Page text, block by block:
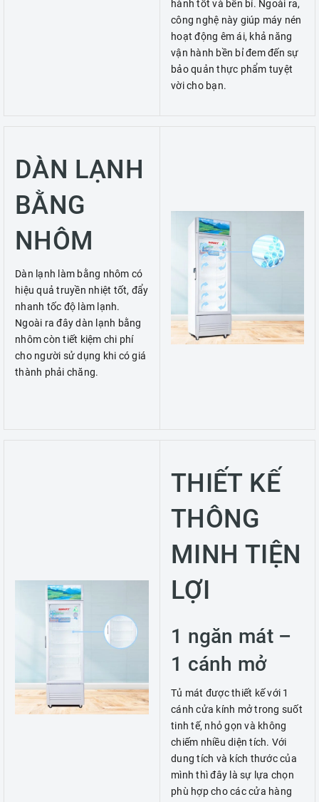
hành tốt và bền bỉ. Ngoài ra,
công nghệ này giúp máy nén
hoạt động êm ái, khả năng
vận hành bền bỉ đem đến sự
bảo quản thực phẩm tuyệt
vời cho bạn.
DÀN LẠNH
BẰNG
NHÔM
Dàn lạnh làm bằng nhôm có
hiệu quả truyền nhiệt tốt, đẩy
nhanh tốc độ làm lạnh.
Ngoài ra đây dàn lạnh bằng
nhôm còn tiết kiệm chi phí
cho người sử dụng khi có giá
thành phải chăng.
THIẾT KẾ
THÔNG
MINH TIỆN
LỢI
1 ngăn mát –
1 cánh mở
Tủ mát được thiết kế với 1
cánh cửa kính mở trong suốt
tinh tế, nhỏ gọn và không
chiếm nhiều diện tích. Với
dung tích và kích thước của
mình thì đây là sự lựa chọn
phù hợp cho các cửa hàng